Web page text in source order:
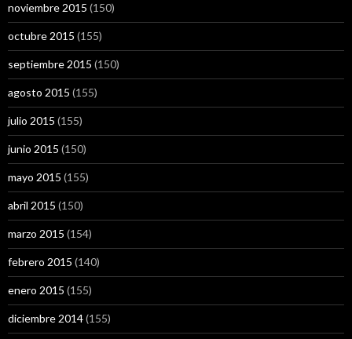
noviembre 2015 (150)
octubre 2015 (155)
septiembre 2015 (150)
agosto 2015 (155)
julio 2015 (155)
junio 2015 (150)
mayo 2015 (155)
abril 2015 (150)
marzo 2015 (154)
febrero 2015 (140)
enero 2015 (155)
diciembre 2014(155)